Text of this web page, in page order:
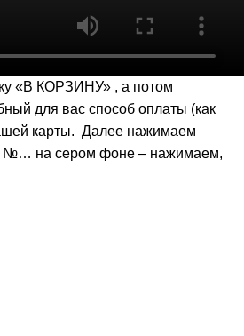
«В КОРЗИНУ» , а потом
для вас способ оплаты (как
карты. Далее нажимаем
№… на сером фоне – нажимаем,